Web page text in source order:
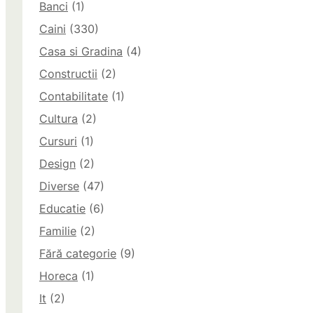
Banci (1)
Caini (330)
Casa si Gradina (4)
Constructii (2)
Contabilitate (1)
Cultura (2)
Cursuri (1)
Design (2)
Diverse (47)
Educatie (6)
Familie (2)
Fără categorie (9)
Horeca (1)
It (2)